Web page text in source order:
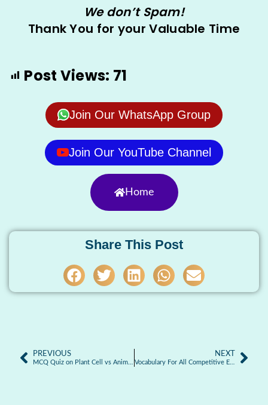
We don’t Spam!
Thank You for your Valuable Time
Post Views: 71
Join Our WhatsApp Group
Join Our YouTube Channel
Home
Share This Post
PREVIOUS NEXT
Vocabulary For All Competitive Exams | 01.07.2026